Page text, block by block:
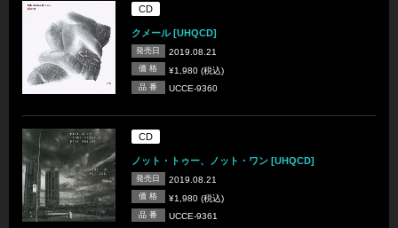
CD
クメール [UHQCD]
発売日 2019.08.21
価 格 ¥1,980 (税込)
品 番 UCCE-9360
CD
ノット・トゥー、ノット・ワン [UHQCD]
発売日 2019.08.21
価 格 ¥1,980 (税込)
品 番 UCCE-9361